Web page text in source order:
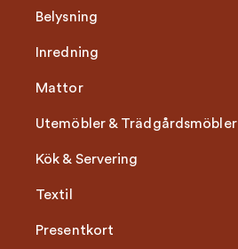
Belysning
Inredning
Mattor
Utemöbler & Trädgårdsmöbler
Kök & Servering
Textil
Presentkort